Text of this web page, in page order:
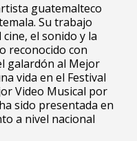
guatemalteco
Su trabajo
el sonido y la
reconocido con
galardón al Mejor
vida en el Festival
Video Musical por
sido presentada en
a nivel nacional